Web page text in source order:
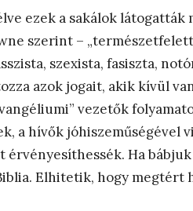
ezek a sakálok látogatták
szerint –
szexista, fasiszta,
azok jogait, akik kívül
vezetők
a hívők jóhiszeműségével
Ha
Elhitetik, hogy megtért